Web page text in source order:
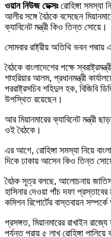
ওয়ান নিউজ ডেক্সঃরোহিঙ্গা সমস্যা
আলীর সঙ্গে বৈঠকে বসেছেন
ক্যাবিনেট মন্ত্রী কিও তিন্ত সোয়ে।
সোমবার রাষ্ট্রীয় অতিথি ভবন
বৈঠকে বাংলাদেশের পক্ষে
শাহরিয়ার আলম, প্রধানমন্ত্রী
পররাষ্ট্রসচিব শহিদুল হক, বিজিবি
উপস্থিত রয়েছেন।
আর মিয়ানমারের ক্যাবিনেট মন্ত্রী
ওই বৈঠকে।
এর আগে, রোহিঙ্গা সমস্যা নিয়ে
দিকে ঢাকায় আসেন কিও তিন্ত
বৈঠক সূত্র বলছে, আলোচনায়
হাসিনার দেওয়া পাঁচ দফা
কমিশন রিপোর্টের বাস্তবায়ন
প্রসঙ্গত, মিয়ানমারের রাখাইন
পর্যন্ত প্রায় ৫ লাখ রোহিঙ্গা পালিয়ে